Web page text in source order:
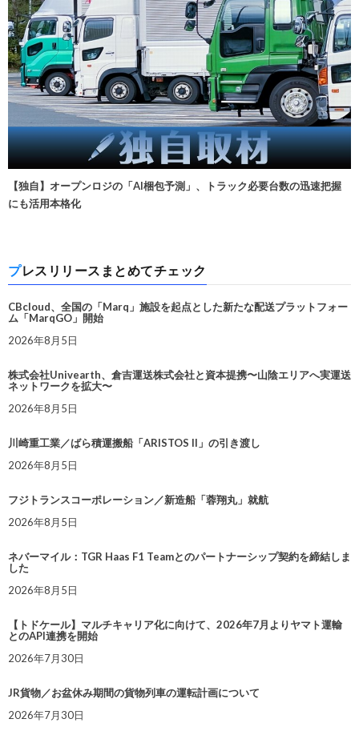
【独自】オープンロジの「AI梱包予測」、トラック必要台数の迅速把握
にも活用本格化
プレスリリースまとめてチェック
CBcloud、全国の「Marq」施設を起点とした新たな配送プラットフォー
ム「MarqGO」開始
2026年8月5日
株式会社Univearth、倉吉運送株式会社と資本提携〜山陰エリアへ実運送
ネットワークを拡大〜
2026年8月5日
川崎重工業／ばら積運搬船「ARISTOS II」の引き渡し
2026年8月5日
フジトランスコーポレーション／新造船「蓉翔丸」就航
2026年8月5日
ネバーマイル：TGR Haas F1 Teamとのパートナーシップ契約を締結しま
した
2026年8月5日
【トドケール】マルチキャリア化に向けて、2026年7月よりヤマト運輸
とのAPI連携を開始
2026年7月30日
JR貨物／お盆休み期間の貨物列車の運転計画について
2026年7月30日